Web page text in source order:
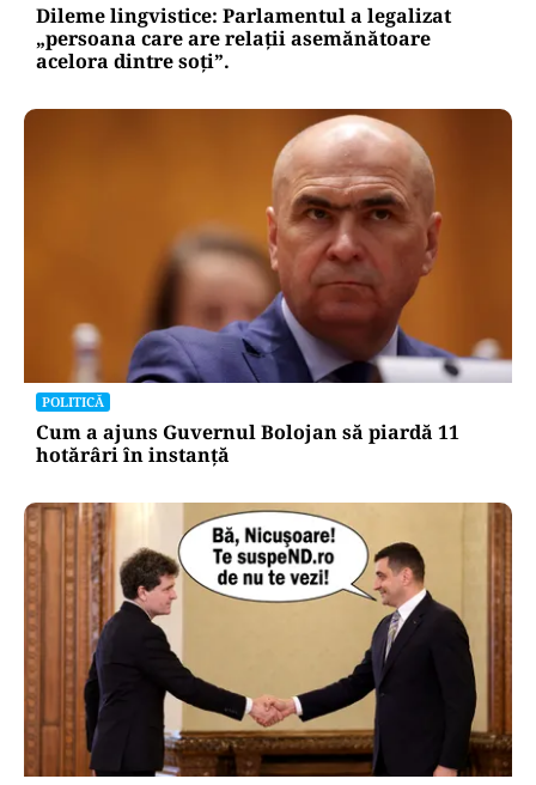
Dileme lingvistice: Parlamentul a legalizat
„persoana care are relații asemănătoare
acelora dintre soți”.
POLITICĂ
Cum a ajuns Guvernul Bolojan să piardă 11
hotărâri în instanță